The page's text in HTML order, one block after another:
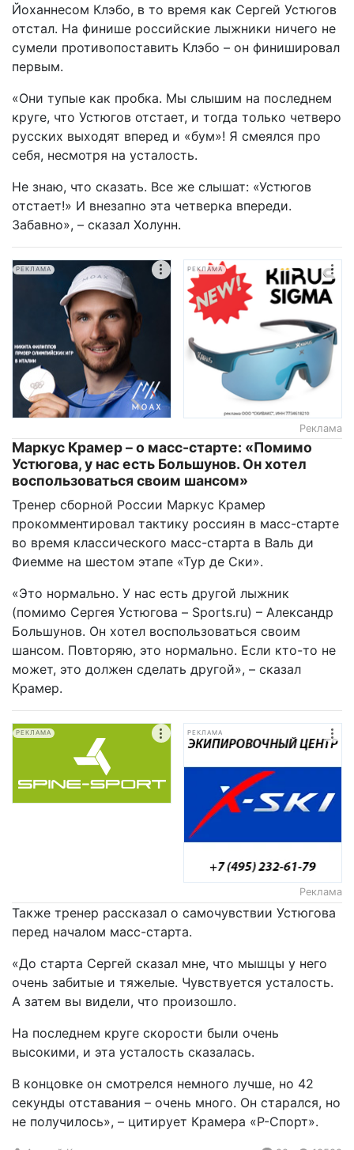
Йоханнесом Клэбо, в то время как Сергей Устюгов
отстал. На финише российские лыжники ничего не
сумели противопоставить Клэбо – он финишировал
первым.
«Они тупые как пробка. Мы слышим на последнем
круге, что Устюгов отстает, и тогда только четверо
русских выходят вперед и «бум»! Я смеялся про
себя, несмотря на усталость.
Не знаю, что сказать. Все же слышат: «Устюгов
отстает!» И внезапно эта четверка впереди.
Забавно», – сказал Холунн.
РЕКЛАМА РЕКЛАМА
Реклама
Маркус Крамер – о масс-старте: «Помимо
Устюгова, у нас есть Большунов. Он хотел
воспользоваться своим шансом»
Тренер сборной России Маркус Крамер
прокомментировал тактику россиян в масс-старте
во время классического масс-старта в Валь ди
Фиемме на шестом этапе «Тур де Ски».
«Это нормально. У нас есть другой лыжник
(помимо Сергея Устюгова – Sports.ru) – Александр
Большунов. Он хотел воспользоваться своим
шансом. Повторяю, это нормально. Если кто-то не
может, это должен сделать другой», – сказал
Крамер.
РЕКЛАМА РЕКЛАМА
Реклама
Также тренер рассказал о самочувствии Устюгова
перед началом масс-старта.
«До старта Сергей сказал мне, что мышцы у него
очень забитые и тяжелые. Чувствуется усталость.
А затем вы видели, что произошло.
На последнем круге скорости были очень
высокими, и эта усталость сказалась.
В концовке он смотрелся немного лучше, но 42
секунды отставания – очень много. Он старался, но
не получилось», – цитирует Крамера «Р-Спорт».